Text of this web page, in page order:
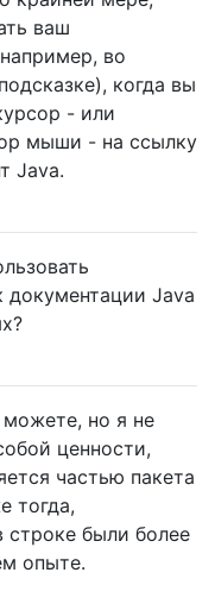
ваш
во
когда вы
- или
мыши - на ссылку
Java.
документации Java
но я не
ценности,
частью пакета
тогда,
строке были более
опыте.